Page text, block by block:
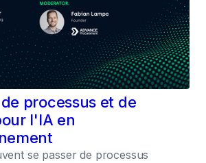
processus et de
l'IA en
se passer de processus